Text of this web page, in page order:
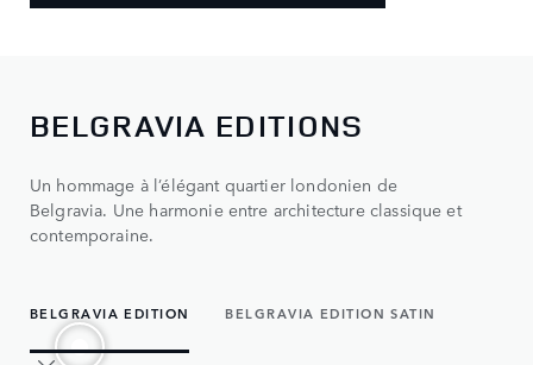
BELGRAVIA EDITIONS
Un hommage à l’élégant quartier londonien de
Belgravia. Une harmonie entre architecture classique et
contemporaine.
BELGRAVIA EDITION BELGRAVIA EDITION SATIN